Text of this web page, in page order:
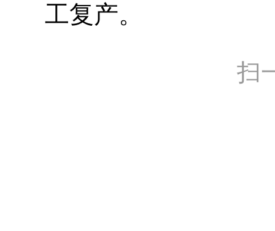
工复产。
扫